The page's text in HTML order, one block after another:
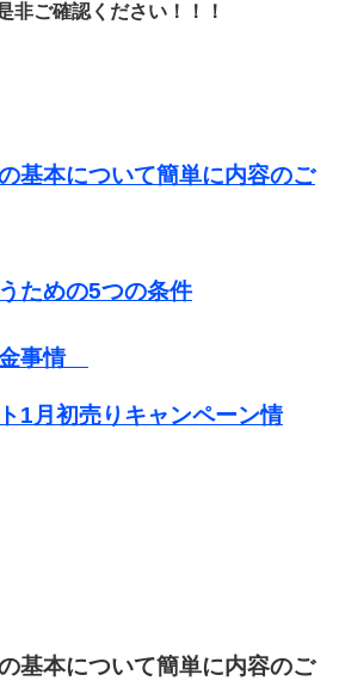
非ご確認ください！！！
基本について簡単に内容のご
ための5つの条件
金事情
1月初売りキャンペーン情
基本について簡単に内容のご